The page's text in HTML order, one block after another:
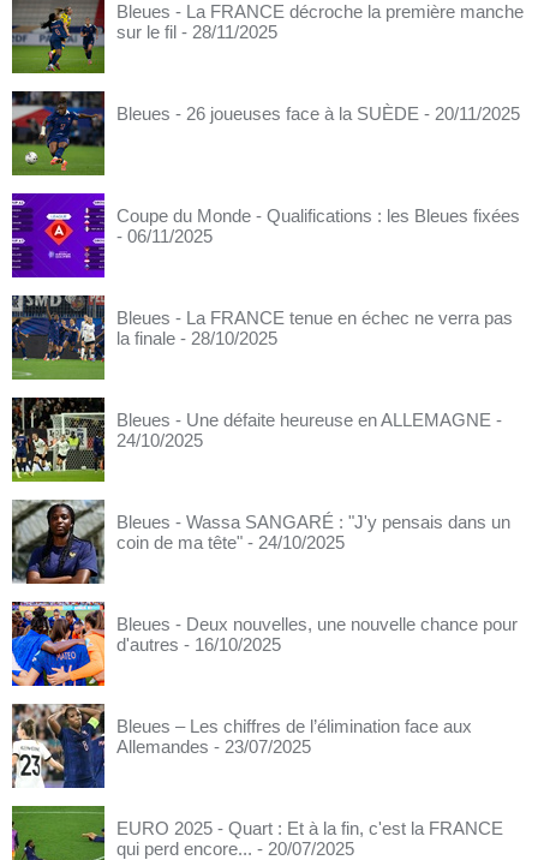
Bleues - La FRANCE décroche la première manche
sur le fil - 28/11/2025
Bleues - 26 joueuses face à la SUÈDE - 20/11/2025
Coupe du Monde - Qualifications : les Bleues fixées
- 06/11/2025
Bleues - La FRANCE tenue en échec ne verra pas
la finale - 28/10/2025
Bleues - Une défaite heureuse en ALLEMAGNE -
24/10/2025
Bleues - Wassa SANGARÉ : "J'y pensais dans un
coin de ma tête" - 24/10/2025
Bleues - Deux nouvelles, une nouvelle chance pour
d'autres - 16/10/2025
Bleues – Les chiffres de l’élimination face aux
Allemandes - 23/07/2025
EURO 2025 - Quart : Et à la fin, c'est la FRANCE
qui perd encore... - 20/07/2025